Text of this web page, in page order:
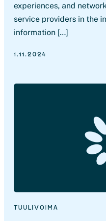
experiences, and
service providers in the
information […]
1.11.2024
TUULIVOIMA